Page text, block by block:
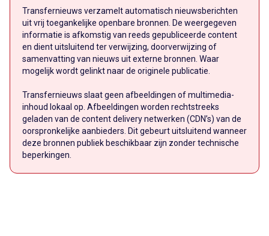
Transfernieuws verzamelt automatisch nieuwsberichten
uit vrij toegankelijke openbare bronnen. De weergegeven
informatie is afkomstig van reeds gepubliceerde content
en dient uitsluitend ter verwijzing, doorverwijzing of
samenvatting van nieuws uit externe bronnen. Waar
mogelijk wordt gelinkt naar de originele publicatie.
Transfernieuws slaat geen afbeeldingen of multimedia-
inhoud lokaal op. Afbeeldingen worden rechtstreeks
geladen van de content delivery netwerken (CDN’s) van de
oorspronkelijke aanbieders. Dit gebeurt uitsluitend wanneer
deze bronnen publiek beschikbaar zijn zonder technische
beperkingen.